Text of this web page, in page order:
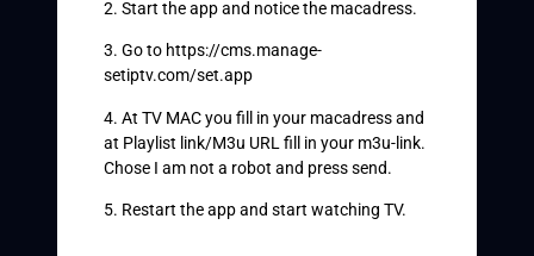
2. Start the app and notice the macadress.
3. Go to https://cms.manage-
setiptv.com/set.app
4. At TV MAC you fill in your macadress and
at Playlist link/M3u URL fill in your m3u-link.
Chose I am not a robot and press send.
5. Restart the app and start watching TV.